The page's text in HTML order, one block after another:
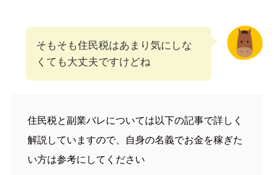
そもそも住民税はあまり気にしな
くても大丈夫ですけどね
住民税と副業バレについては以下の記事で詳しく
解説していますので、自身の名義でお金を稼ぎた
い方は参考にしてください